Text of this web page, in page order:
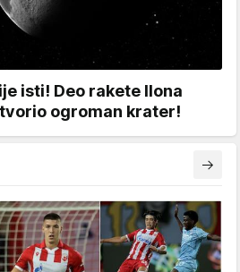
isti! Deo rakete Ilona
ogroman krater!